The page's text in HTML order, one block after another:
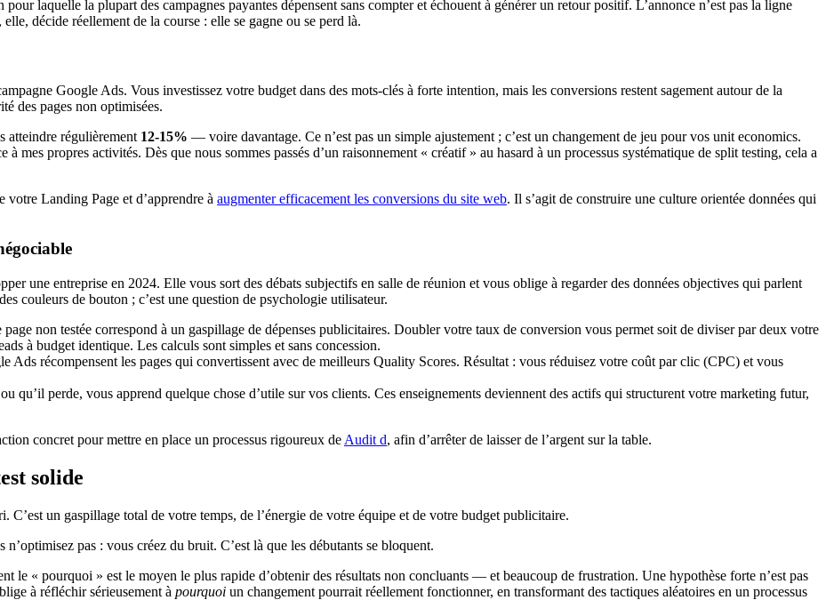
laquelle la plupart des campagnes payantes dépensent sans compter et échouent à générer un retour positif. L’annonce n’est pas la ligne
décide réellement de la course : elle se gagne ou se perd là.
Google Ads. Vous investissez votre budget dans des mots-clés à forte intention, mais les conversions restent sagement autour de la
des pages non optimisées.
atteindre régulièrement 12-15% — voire davantage. Ce n’est pas un simple ajustement ; c’est un changement de jeu pour vos unit economics.
à mes propres activités. Dès que nous sommes passés d’un raisonnement « créatif » au hasard à un processus systématique de split testing, cela a
Landing Page et d’apprendre à augmenter efficacement les conversions du site web. Il s’agit de construire une culture orientée données qui
une entreprise en 2024. Elle vous sort des débats subjectifs en salle de réunion et vous oblige à regarder des données objectives qui parlent
couleurs de bouton ; c’est une question de psychologie utilisateur.
non testée correspond à un gaspillage de dépenses publicitaires. Doubler votre taux de conversion vous permet soit de diviser par deux votre
à budget identique. Les calculs sont simples et sans concession.
Ads récompensent les pages qui convertissent avec de meilleurs Quality Scores. Résultat : vous réduisez votre coût par clic (CPC) et vous
qu’il perde, vous apprend quelque chose d’utile sur vos clients. Ces enseignements deviennent des actifs qui structurent votre marketing futur,
concret pour mettre en place un processus rigoureux de Audit d, afin d’arrêter de laisser de l’argent sur la table.
solide
C’est un gaspillage total de votre temps, de l’énergie de votre équipe et de votre budget publicitaire.
pas : vous créez du bruit. C’est là que les débutants se bloquent.
le « pourquoi » est le moyen le plus rapide d’obtenir des résultats non concluants — et beaucoup de frustration. Une hypothèse forte n’est pas
à réfléchir sérieusement à pourquoi un changement pourrait réellement fonctionner, en transformant des tactiques aléatoires en un processus